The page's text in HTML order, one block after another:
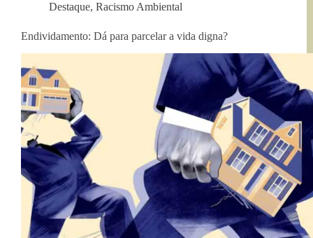
Destaque, Racismo Ambiental
Endividamento: Dá para parcelar a vida digna?